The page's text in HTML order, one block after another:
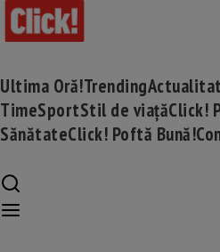
Ultima Oră!Trending
TimeSportStil de viațăClick!
SănătateClick! Poftă Bună!